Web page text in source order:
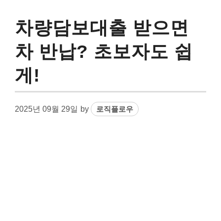
차량담보대출 받으면
차 반납? 초보자도 쉽
게!
2025년 09월 29일 by 로직플로우